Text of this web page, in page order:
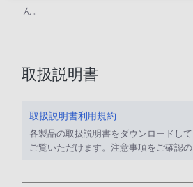
ん。
取扱説明書
取扱説明書利用規約
各製品の取扱説明書をダウンロードして
ご覧いただけます。注意事項をご確認の